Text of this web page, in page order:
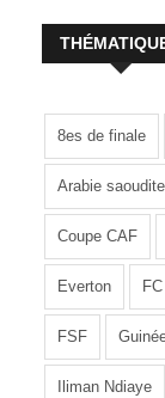
8es de finale
Arabie saoudite
Coupe CAF
Everton
FSF
Iliman Ndiaye